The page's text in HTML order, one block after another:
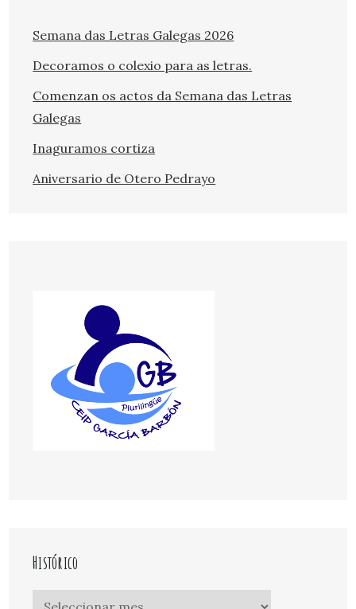
Semana das Letras Galegas 2026
Decoramos o colexio para as letras.
Comenzan os actos da Semana das Letras
Galegas
Inaguramos cortiza
Aniversario de Otero Pedrayo
Histórico
Histórico